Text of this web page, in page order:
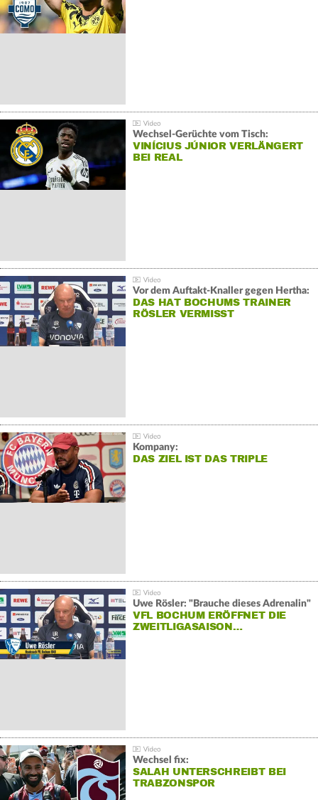
Wechsel-Gerüchte vom Tisch:
VINÍCIUS JÚNIOR VERLÄNGERT
BEI REAL
Vor dem Auftakt-Knaller gegen Hertha:
DAS HAT BOCHUMS TRAINER
RÖSLER VERMISST
Kompany:
DAS ZIEL IST DAS TRIPLE
Uwe Rösler: "Brauche dieses Adrenalin"
VFL BOCHUM ERÖFFNET DIE
ZWEITLIGASAISON…
Wechsel fix:
SALAH UNTERSCHREIBT BEI
TRABZONSPOR